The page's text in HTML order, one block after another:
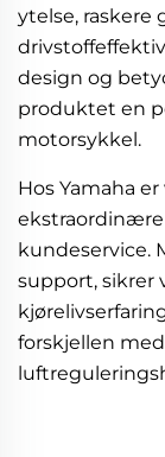
ytelse, raskere
design og
produktet en
motorsykkel.
Hos Yamaha
kundeservice.
support, sikrer
forskjellen